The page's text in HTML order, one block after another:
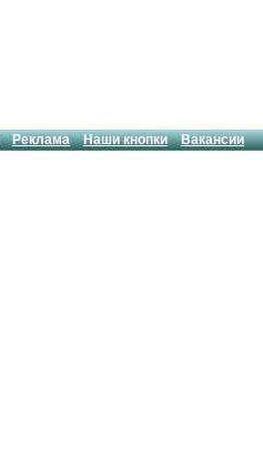
Реклама Наши кнопки Вакансии